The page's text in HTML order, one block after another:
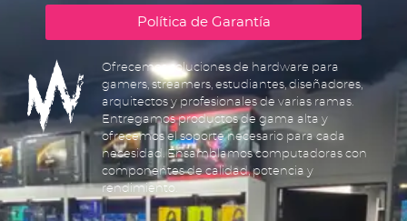
Política de Garantía
Ofrecemos soluciones de hardware para
gamers, streamers, estudiantes, diseñadores,
arquitectos y profesionales de varias ramas.
Entregamos productos de gama alta y
ofrecemos el soporte necesario para cada
necesidad. Ensamblamos computadoras con
componentes de calidad, potencia y
rendimiento.